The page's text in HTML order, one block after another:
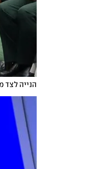
הנייה לצד